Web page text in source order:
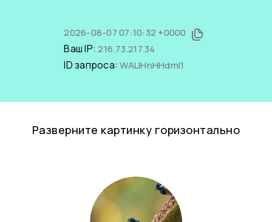
2026-08-07 07:10:32 +0000
Ваш IP:216.73.217.34
ID запроса:WALIHnHHdmI1
Разверните картинку горизонтально